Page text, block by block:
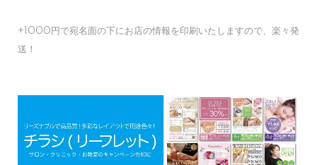
+1000円で宛名面の下にお店の情報を印刷いたしますので、楽々発
送！